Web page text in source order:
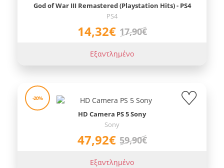
God of War III Remastered (Playstation Hits) - PS4
PS4
14,32€ 17,90€
Εξαντλημένο
-20%
HD Camera PS 5 Sony
Sony
47,92€ 59,90€
Εξαντλημένο